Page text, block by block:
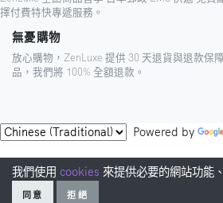
擇付費特快專遞服務。
無憂購物
放心購物，ZenLuxe 提供 30 天退貨與退款保
品，我們將 100% 全額退款。
Powered by
我們使用 cookies 來提供必要的網站功能
同意 拒絕